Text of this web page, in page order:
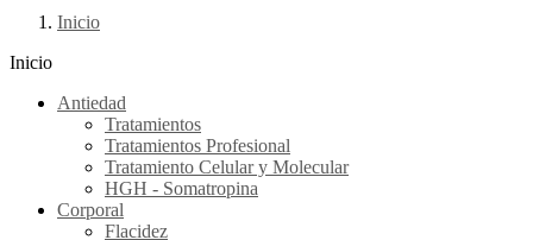
Inicio
Inicio
Antiedad
Tratamientos
Tratamientos Profesional
Tratamiento Celular y Molecular
HGH - Somatropina
Corporal
Flacidez